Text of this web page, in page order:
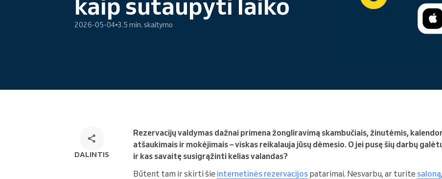
Internetinė rezervacija
Omnichannel rezervacijų
Vadovaujate didelei
organizacijai
2026-05-04 3.5 min. skaitymo
DALINTIS
Rezervacijų valdymas dažnai primena žongliravimą skambučiais, žinutėmis,
atšaukimais ir mokėjimais – viskas reikalauja jūsų dėmesio. O jei pusę šių darbų
ir kas savaitę susigrąžinti kelias valandas?
Būtent tam ir skirti šie internetinės rezervacijos patarimai. Nesvarbu, ar turite saloną,